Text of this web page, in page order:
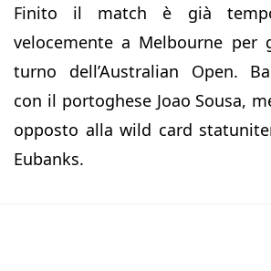
Finito il match è già
velocemente a Melbourne per
turno dell’Australian Open.
con il portoghese Joao Sousa,
opposto alla wild card
Eubanks.